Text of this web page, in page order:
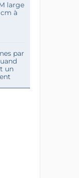
large
à
par
un